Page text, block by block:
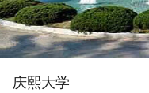
庆熙大学